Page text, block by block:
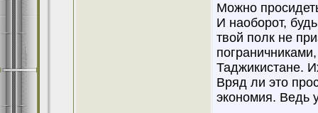
Можно
И наоборот,
твой полк не
Таджикистане.
Вряд ли это
экономия. Ведь